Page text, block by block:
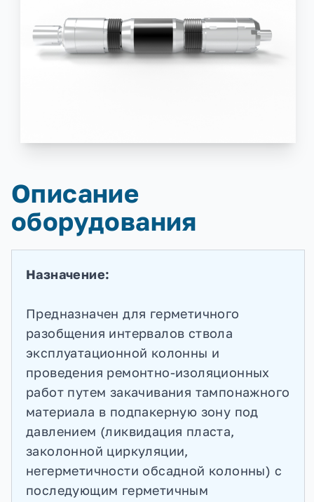
Описание
оборудования
Назначение:
Предназначен для герметичного
разобщения интервалов ствола
эксплуатационной колонны и
проведения ремонтно-изоляционных
работ путем закачивания тампонажного
материала в подпакерную зону под
давлением (ликвидация пласта,
заколонной циркуляции,
негерметичности обсадной колонны) с
последующим герметичным